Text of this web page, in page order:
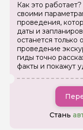
Как это
своими
проведения,
даты и
останется
проведение
гиды точно
факты и покажут
Стань